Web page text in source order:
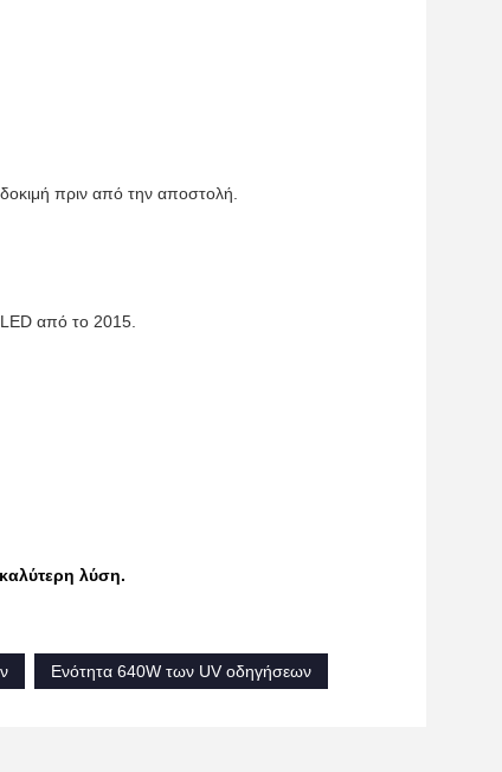
πριν από την αποστολή.
από το 2015.
λύση.
Ενότητα 640W των UV οδηγήσεων